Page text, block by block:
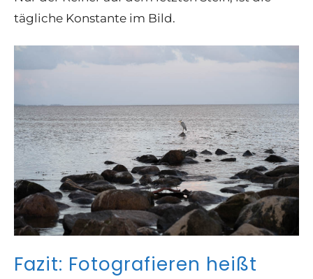
tägliche Konstante im Bild.
Fazit: Fotografieren heißt